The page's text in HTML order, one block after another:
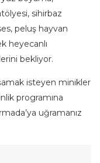
sihirbaz
peluş hayvan
heyecanlı
bekliyor.
isteyen minikler
programına
uğramanız